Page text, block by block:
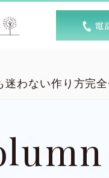
わない作り方完